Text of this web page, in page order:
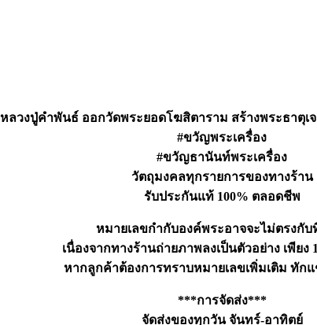
หลวงปู่คำพันธ์ ออกวัดพระยอดโฆสิตาราม สร้างพระธาตุเจ
#ขวัญพระเครื่อง
#ขวัญธานันท์พระเครื่อง
วัตถุมงคลทุกรายการของทางร้าน
รับประกันแท้ 100% ตลอดชีพ
หมายเลขกำกับองค์พระอาจจะไม่ตรงกับ
เนื่องจากทางร้านถ่ายภาพลงเป็นตัวอย่าง เพียง
หากลูกค้าต้องการทราบหมายเลขเพิ่มเติม ทักแ
***การจัดส่ง***
จัดส่งของทุกวัน จันทร์-อาทิตย์